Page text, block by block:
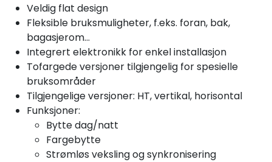
Veldig flat design
Fleksible bruksmuligheter, f.eks. foran, bak,
bagasjerom...
Integrert elektronikk for enkel installasjon
Tofargede versjoner tilgjengelig for spesielle
bruksområder
Tilgjengelige versjoner: HT, vertikal, horisontal
Funksjoner:
Bytte dag/natt
Fargebytte
Strømløs veksling og synkronisering